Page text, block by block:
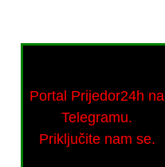
Portal Prijedor24h na
Telegramu.
Priključite nam se.